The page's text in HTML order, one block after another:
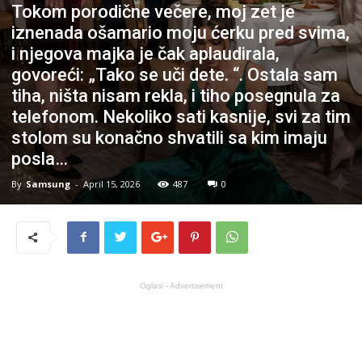
Tokom porodične večere, moj zet je
iznenada ošamario moju ćerku pred svima,
i njegova majka je čak aplaudirala,
govoreći: „Tako se uči dete. “. Ostala sam
tiha, ništa nisam rekla, i tiho posegnula za
telefonom. Nekoliko sati kasnije, svi za tim
stolom su konačno shvatili sa kim imaju
posla…
By Samsung - April 15, 2026 487 0
Oglasi - Advertisement